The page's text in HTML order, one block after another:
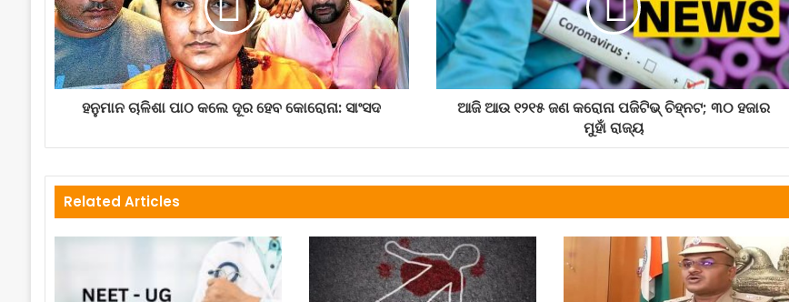
ହନୁମାନ ଚାଳିଶା ପାଠ କଲେ ଦୂର ହେବ କୋରୋନା: ସାଂସଦ
ଆଜି ଆଉ ୧୨୧୫ ଜଣ କରୋନା ପଜିଟିଭ୍ ଚିହ୍ନଟ; ୩୦ ହଜାର
ମୁହାଁ ରାଜ୍ୟ
Related Articles